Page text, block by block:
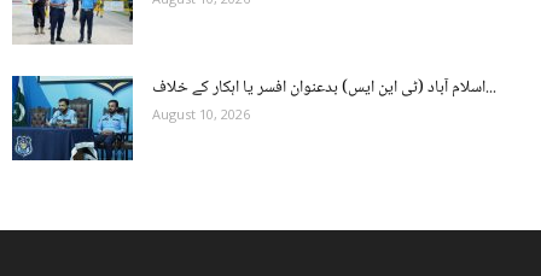
اسلام آباد (ٹی این ایس) بدعنوان افسر یا اہکار کے خلاف...
August 10, 2026